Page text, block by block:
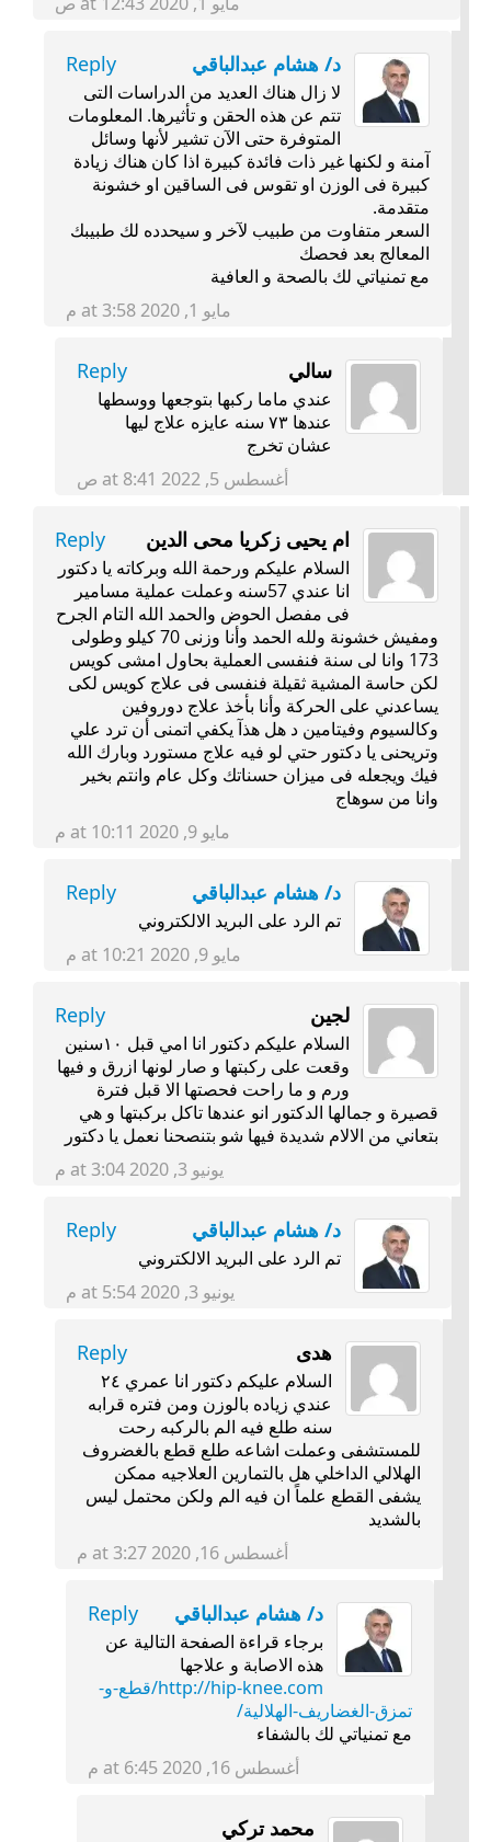
د/ هشام عبدالباقي Reply
لا زال هناك العديد من الدراسات التى
تتم عن هذه الحقن و تأثيرها. المعلومات
المتوفرة حتى الآن تشير لأنها وسائل
آمنة و لكنها غير ذات فائدة كبيرة اذا كان هناك زيادة
كبيرة فى الوزن او تقوس فى الساقين او خشونة
متقدمة.
السعر متفاوت من طبيب لآخر و سيحدده لك طبيبك
المعالج بعد فحصك
مع تمنياتي لك بالصحة و العافية
مايو 1, 2020 at 3:58 م
سالي Reply
عندي ماما ركبها بتوجعها ووسطها
عندها ٧٣ سنه عايزه علاج ليها
عشان تخرج
أغسطس 5, 2022 at 8:41 ص
ام يحيى زكريا محى الدين Reply
السلام عليكم ورحمة الله وبركاته يا دكتور
انا عندي 57سنه وعملت عملية مسامير
فى مفصل الحوض والحمد الله التام الجرح
ومفيش خشونة ولله الحمد وأنا وزنى 70 كيلو وطولى
173 وانا لى سنة فنفسى العملية بحاول امشى كويس
لكن حاسة المشية ثقيلة فنفسى فى علاج كويس لكى
يساعدني على الحركة وأنا بأخذ علاج دوروفين
وكالسيوم وفيتامين د هل هذآ يكفي اتمنى أن ترد علي
وتريحنى يا دكتور حتي لو فيه علاج مستورد وبارك الله
فيك ويجعله فى ميزان حسناتك وكل عام وانتم بخير
وانا من سوهاج
مايو 9, 2020 at 10:11 م
د/ هشام عبدالباقي Reply
تم الرد على البريد الالكتروني
مايو 9, 2020 at 10:21 م
لجين Reply
السلام عليكم دكتور انا امي قبل ١٠سنين
وقعت على ركبتها و صار لونها ازرق و فيها
ورم و ما راحت فحصتها الا قبل فترة
قصيرة و جمالها الدكتور انو عندها تاكل بركبتها و هي
بتعاني من الالام شديدة فيها شو بتنصحنا نعمل يا دكتور
يونيو 3, 2020 at 3:04 م
د/ هشام عبدالباقي Reply
تم الرد على البريد الالكتروني
يونيو 3, 2020 at 5:54 م
هدى Reply
السلام عليكم دكتور انا عمري ٢٤
عندي زياده بالوزن ومن فتره قرابه
سنه طلع فيه الم بالركبه رحت
للمستشفى وعملت اشاعه طلع قطع بالغضروف
الهلالي الداخلي هل بالتمارين العلاجيه ممكن
يشفى القطع علماً ان فيه الم ولكن محتمل ليس
بالشديد
أغسطس 16, 2020 at 3:27 م
د/ هشام عبدالباقي Reply
برجاء قراءة الصفحة التالية عن
هذه الاصابة و علاجها
http://hip-knee.com/قطع-و-
تمزق-الغضاريف-الهلالية/
مع تمنياتي لك بالشفاء
أغسطس 16, 2020 at 6:45 م
محمد تركي